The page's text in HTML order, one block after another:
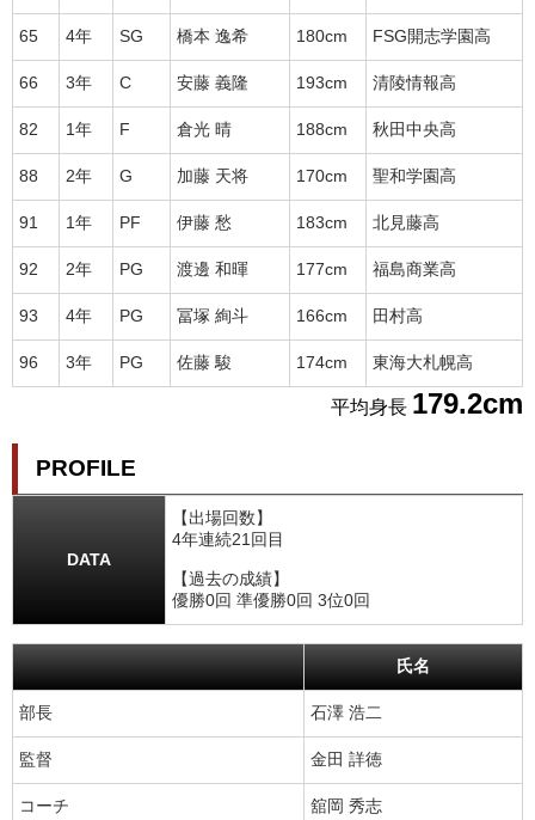
65 4年 SG 橋本 逸希 180cm FSG開志学園高
66 3年 C 安藤 義隆 193cm 清陵情報高
82 1年 F 倉光 晴 188cm 秋田中央高
88 2年 G 加藤 天将 170cm 聖和学園高
91 1年 PF 伊藤 愁 183cm 北見藤高
92 2年 PG 渡邊 和暉 177cm 福島商業高
93 4年 PG 冨塚 絢斗 166cm 田村高
96 3年 PG 佐藤 駿 174cm 東海大札幌高
平均身長 179.2cm
PROFILE
DATA
【出場回数】
4年連続21回目
【過去の成績】
優勝0回 準優勝0回 3位0回
氏名
部長 石澤 浩二
監督 金田 詳徳
コーチ 舘岡 秀志